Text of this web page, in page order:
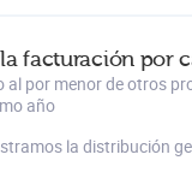
facturación por
al por menor de otros
año
la distribución